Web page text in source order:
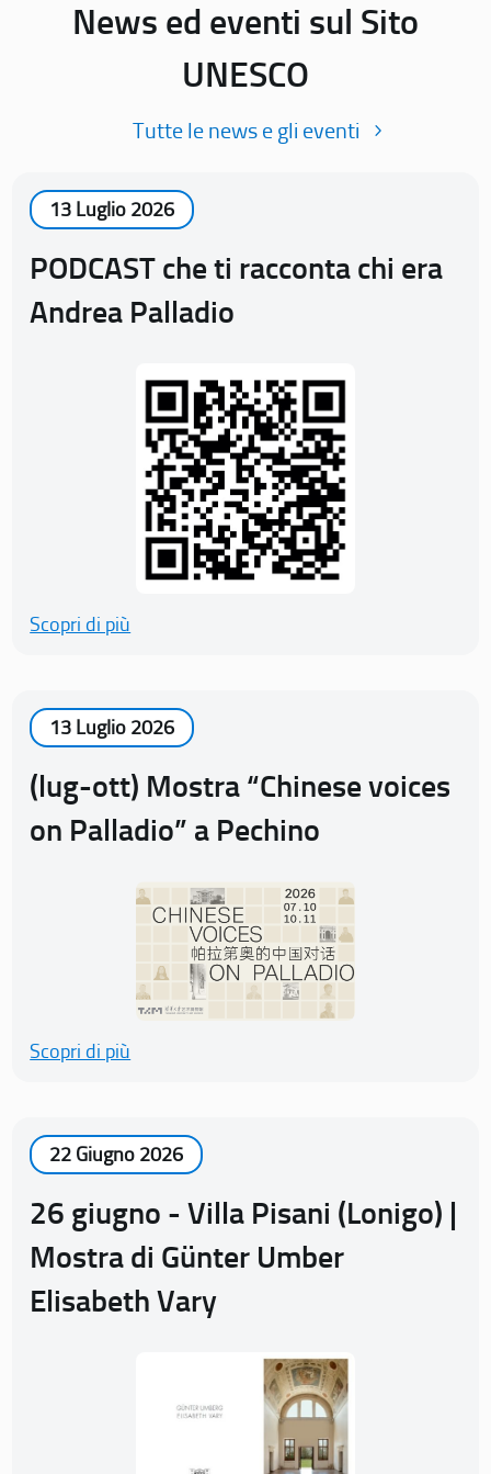
News ed eventi sul Sito
UNESCO
Tutte le news e gli eventi
13 Luglio 2026
PODCAST che ti racconta chi era
Andrea Palladio
Scopri di più
13 Luglio 2026
(lug-ott) Mostra “Chinese voices
on Palladio” a Pechino
Scopri di più
22 Giugno 2026
26 giugno - Villa Pisani (Lonigo) |
Mostra di Günter Umber
Elisabeth Vary